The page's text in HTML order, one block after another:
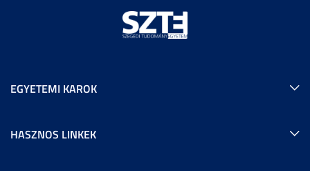
EGYETEMI KAROK
HASZNOS LINKEK